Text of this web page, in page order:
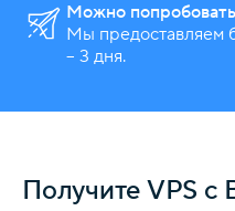
Можно
Мы предоставляем
– 3 дня.
Получите VPS с